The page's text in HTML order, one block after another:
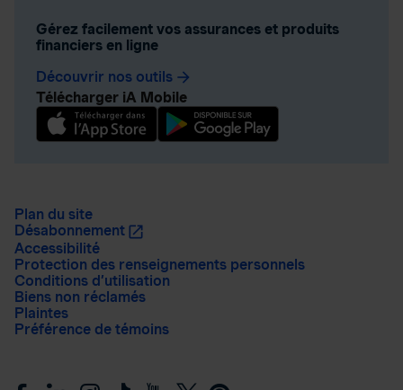
Gérez facilement vos assurances et produits
financiers en ligne
Découvrir nos outils arrow_forward
Télécharger iA Mobile
Plan du site
Désabonnement
Accessibilité
Protection des renseignements personnels
Conditions d’utilisation
Biens non réclamés
Plaintes
Préférence de témoins